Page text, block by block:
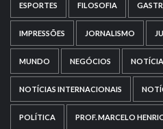
ESPORTES FILOSOFIA
IMPRESSÕES JORNALISMO
MUNDO NEGÓCIOS
NOTÍCIAS INTERNACIONAIS
POLÍTICA PROF. MARCELO